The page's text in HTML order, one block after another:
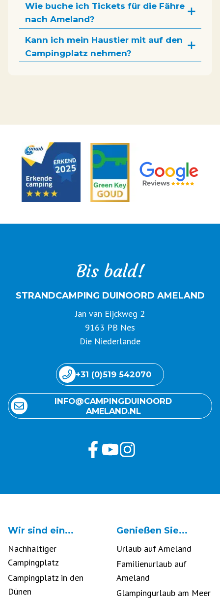
Wie buche ich Tickets für die Fähre
nach Ameland?
Kann ich mein Haustier mit auf den
Campingplatz nehmen?
Bis bald!
STRANDCAMPING DUINOORD AMELAND
Jan van Eijckweg 2
9163 PB Nes
Die Niederlande
+31 (0)519 542070
INFO@ CAMPING DUINOORD
AMELAND.NL
Wir sind ein...
Nachhaltiger
Campingplatz
Campingplatz in den
Dünen
Genießen Sie...
Urlaub auf Ameland
Familienurlaub auf
Ameland
Glampingurlaub am Meer